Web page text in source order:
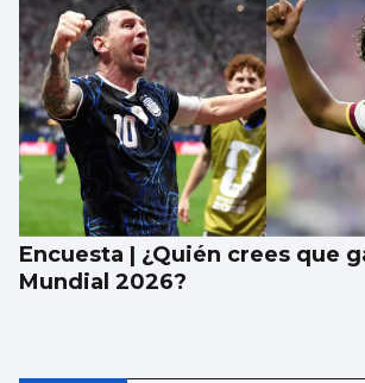
Encuesta | ¿Quién crees que
Mundial 2026?